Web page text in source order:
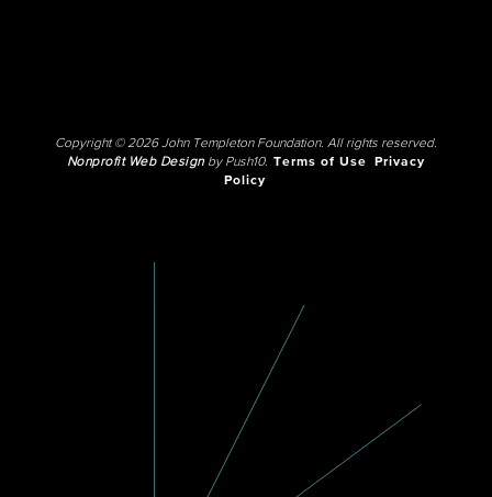
Copyright © 2026 John Templeton Foundation. All rights reserved.
Nonprofit Web Designby Push10. Terms of Use
Privacy
Policy